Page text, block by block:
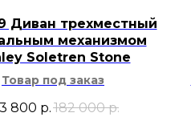
Диван трехместный
механизмом
Soletren Stone
Товар под заказ
800 р.182 000 р.